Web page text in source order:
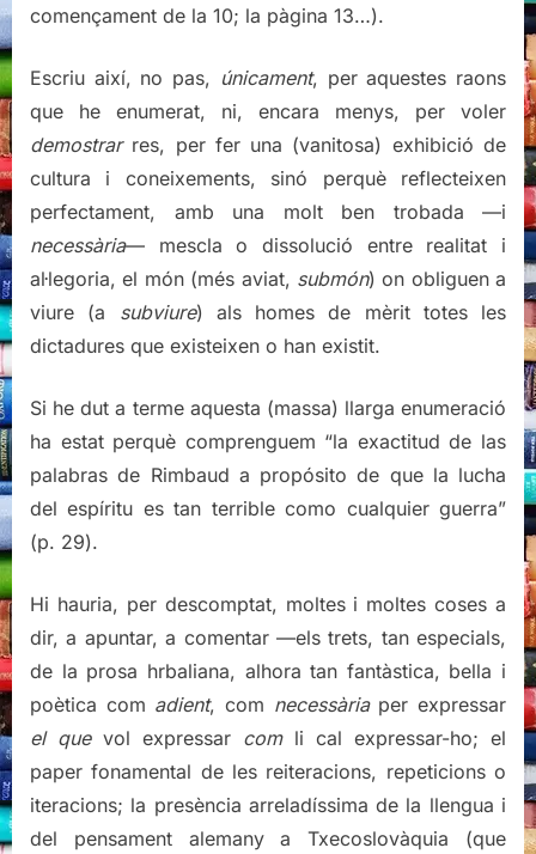
començament de la 10; la pàgina 13…).
Escriu així, no pas, únicament, per aquestes raons
que he enumerat, ni, encara menys, per voler
demostrar res, per fer una (vanitosa) exhibició de
cultura i coneixements, sinó perquè reflecteixen
perfectament, amb una molt ben trobada —i
necessària— mescla o dissolució entre realitat i
al·legoria, el món (més aviat, submón) on obliguen a
viure (a subviure) als homes de mèrit totes les
dictadures que existeixen o han existit.
Si he dut a terme aquesta (massa) llarga enumeració
ha estat perquè comprenguem “la exactitud de las
palabras de Rimbaud a propósito de que la lucha
del espíritu es tan terrible como cualquier guerra”
(p. 29).
Hi hauria, per descomptat, moltes i moltes coses a
dir, a apuntar, a comentar —els trets, tan especials,
de la prosa hrbaliana, alhora tan fantàstica, bella i
poètica com adient, com necessàriaper expressar
el quevol expressar comli cal expressar-ho; el
paper fonamental de les reiteracions, repeticions o
iteracions; la presència arreladíssima de la llengua i
del pensament alemany a Txecoslovàquia (que